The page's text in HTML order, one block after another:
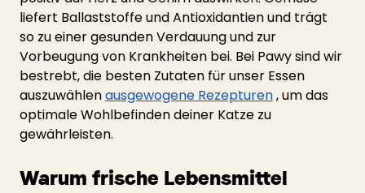
liefert Ballaststoffe und Antioxidantien und trägt
so zu einer gesunden Verdauung und zur
Vorbeugung von Krankheiten bei. Bei Pawy sind wir
bestrebt, die besten Zutaten für unser Essen
auszuwählenausgewogene Rezepturen, um das
optimale Wohlbefinden deiner Katze zu
gewährleisten.
Warum frische Lebensmittel